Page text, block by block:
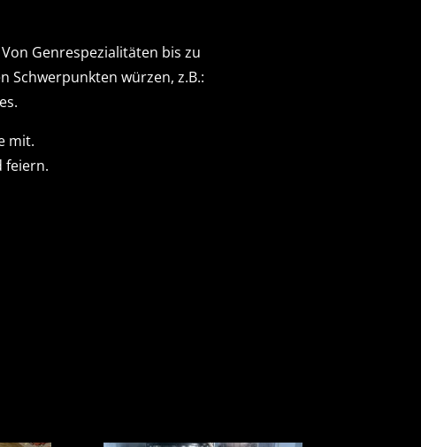
Genrespezialitäten bis zu
Schwerpunkten würzen, z.B.:
mit.
feiern.